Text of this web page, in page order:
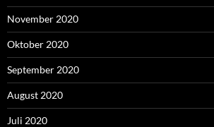
November 2020
Oktober 2020
September 2020
August 2020
Juli 2020